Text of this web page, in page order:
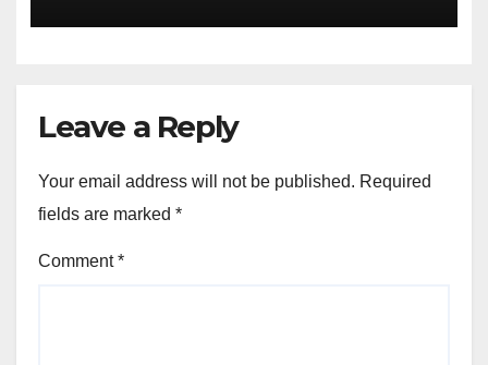
Leave a Reply
Your email address will not be published. Required
fields are marked *
Comment*